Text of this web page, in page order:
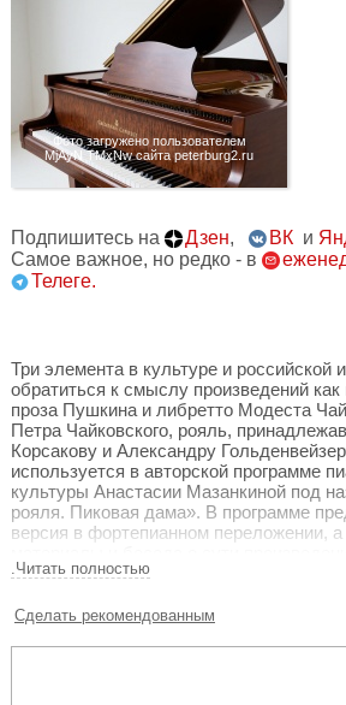
Фото загружено пользователем
MjAyN TMxNw сайта peterburg2.ru
Подпишитесь на Дзен, ВК и
Самое важное, но редко - в
Телеге.
Три элемента в культуре и российской
обратиться к смыслу произведений как
проза Пушкина и либретто Модеста
Петра Чайковского, рояль,
Корсакову и Александру
используется в авторской программе
культуры Анастасии Мазанкиной под
рояля. Пиковая дама». В программе
версия в фортепианном переложении,
фактах и документах.
«Пиковая дама» является частью
версиях: роман Пушкина и опера
.Читать полностью
Сделать рекомендованным